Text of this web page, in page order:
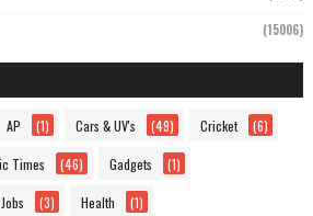
(15006)
AP (1) Cars & UV's (49) Cricket (6)
Times (46) Gadgets (1)
(3) Health (1)